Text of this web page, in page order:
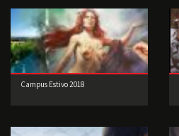
Campus Estivo 2018